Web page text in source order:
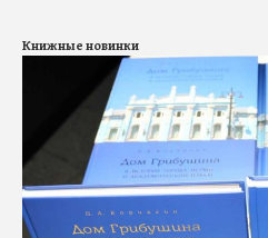
Книжные новинки